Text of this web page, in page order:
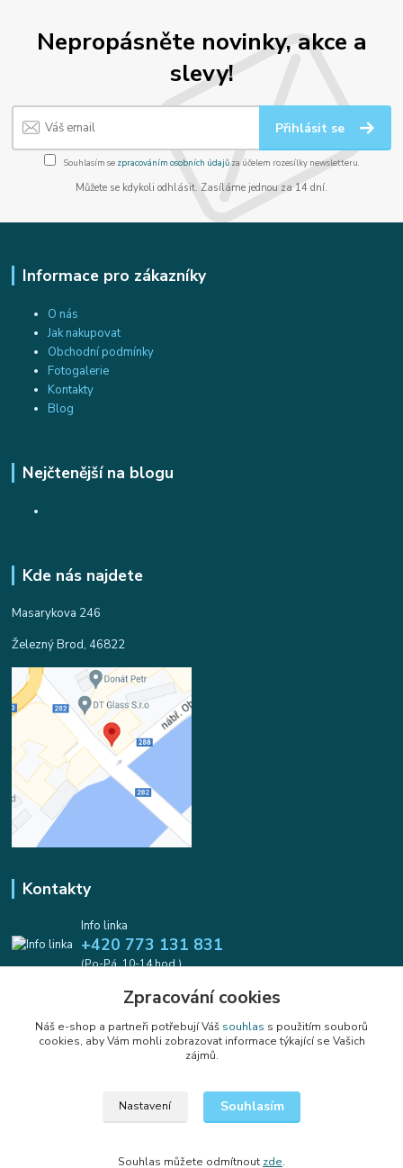
Nepropásněte novinky, akce a
slevy!
Přihlásit se
Souhlasím se zpracováním osobních údajůza účelem rozesílky newsletteru.
Můžete se kdykoli odhlásit. Zasíláme jednou za 14 dní.
Informace pro zákazníky
O nás
Jak nakupovat
Obchodní podmínky
Fotogalerie
Kontakty
Blog
Nejčtenější na blogu
Kde nás najdete
Masarykova 246
Železný Brod, 46822
Kontakty
Info linka
+420 773 131 831
(Po-Pá, 10-14 hod.)
info@koralkomat.cz
Upravit sběr cookies.
Zpracování cookies
Náš e-shop a partneři potřebují Váš souhlas s použitím souborů
cookies, aby Vám mohli zobrazovat informace týkající se Vašich
zájmů.
Nastavení Souhlasím
Souhlas můžete odmítnout zde.